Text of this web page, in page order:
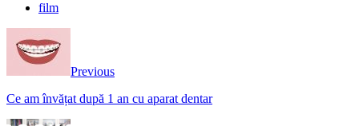
film
Previous
Ce am învățat după 1 an cu aparat dentar